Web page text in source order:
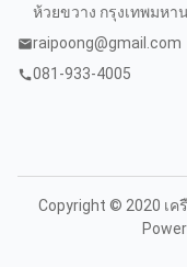
ห้วยขวาง กรุงเทพมหา
mailraipoong@gmail.com
call081-933-4005
Copyright © 2020 เค